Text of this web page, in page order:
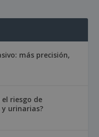
más precisión,
riesgo de
y urinarias?